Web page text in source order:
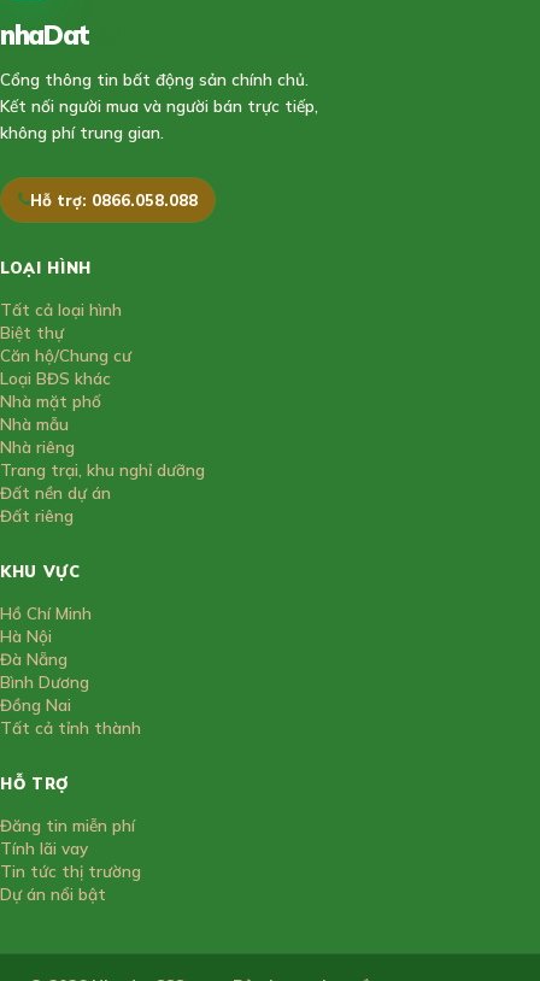
nhaDat
Cổng thông tin bất động sản chính chủ.
Kết nối người mua và người bán trực tiếp,
không phí trung gian.
Hỗ trợ: 0866.058.088
LOẠI HÌNH
Tất cả loại hình
Biệt thự
Căn hộ/Chung cư
Loại BĐS khác
Nhà mặt phố
Nhà mẫu
Nhà riêng
Trang trại, khu nghỉ dưỡng
Đất nền dự án
Đất riêng
KHU VỰC
Hồ Chí Minh
Hà Nội
Đà Nẵng
Bình Dương
Đồng Nai
Tất cả tỉnh thành
HỖ TRỢ
Đăng tin miễn phí
Tính lãi vay
Tin tức thị trường
Dự án nổi bật